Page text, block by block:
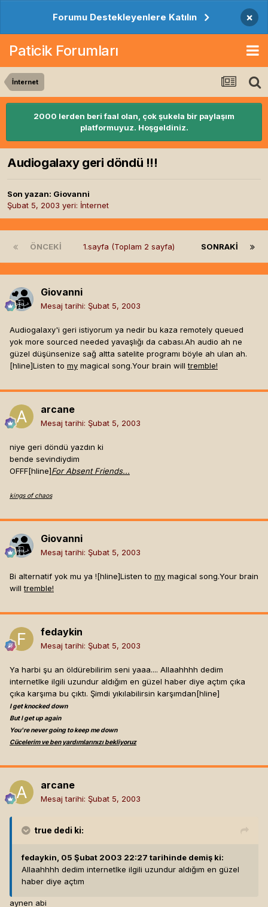
Forumu Destekleyenlere Katılın ×
Paticik Forumları
İnternet
2000 lerden beri faal olan, çok şukela bir paylaşım
platformuyuz. Hoşgeldiniz.
Audiogalaxy geri döndü !!!
Son yazan: Giovanni
Şubat 5, 2003 yeri: İnternet
ÖNCEKI SONRAKI
1.sayfa (Toplam 2 sayfa)
Giovanni
Mesaj tarihi: Şubat 5, 2003
Audiogalaxy'i geri istiyorum ya nedir bu kaza remotely queued
yok more sourced needed yavaşlığı da cabası.Ah audio ah ne
güzel düşünsenize sağ altta satelite programı böyle ah ulan ah.
[hline]Listen to my magical song.Your brain willtremble!
arcane
Mesaj tarihi: Şubat 5, 2003
niye geri döndü yazdın ki
bende sevindiydim
OFFF[hline]For Absent Friends...
kings of chaos
Giovanni
Mesaj tarihi: Şubat 5, 2003
Bi alternatif yok mu ya ![hline]Listen to my magical song.Your brain
willtremble!
fedaykin
Mesaj tarihi: Şubat 5, 2003
Ya harbi şu an öldürebilirim seni yaaa.... Allaahhhh dedim
internetlke ilgili uzundur aldığım en güzel haber diye açtım çıka
çıka karşıma bu çıktı. Şimdi yıkılabilirsin karşımdan[hline]
I get knocked down
But I get up again
You're never going to keep me down
Cücelerim ve ben yardımlarınızı bekliyoruz
arcane
Mesaj tarihi: Şubat 5, 2003
true dedi ki:
fedaykin, 05 Şubat 2003 22:27 tarihinde demiş ki:
Allaahhhh dedim internetlke ilgili uzundur aldığım en güzel
haber diye açtım
aynen abi